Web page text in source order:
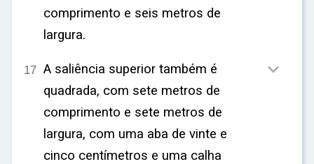
comprimento e seis metros de
largura.
17 A saliência superior também é
quadrada, com sete metros de
comprimento e sete metros de
largura, com uma aba de vinte e
cinco centímetros e uma calha
